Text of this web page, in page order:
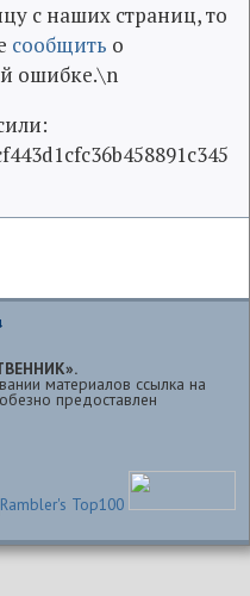
с наших страниц, то
сообщить о
ошибке.\n
материалов ссылка на
предоставлен